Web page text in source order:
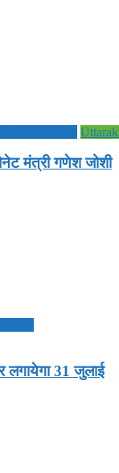
मंत्री गणेश जोशी
लगायेगा 31 जुलाई